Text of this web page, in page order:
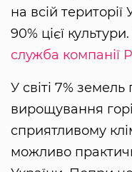
на всій
90% цієї
служба компанії
У світі 7%
вирощування
сприятливому
можливо